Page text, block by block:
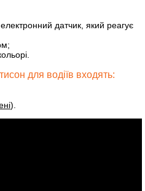
датчик, який реагує
для водіїв входять:
).